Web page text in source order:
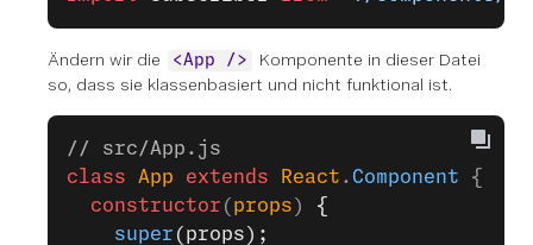
Ändern wir die <App />
Komponente in dieser Datei
so, dass sie klassenbasiert und nicht funktional ist.
// src/App.js
class App extends React .Component {
  constructor
( props ) {
    super
(props);